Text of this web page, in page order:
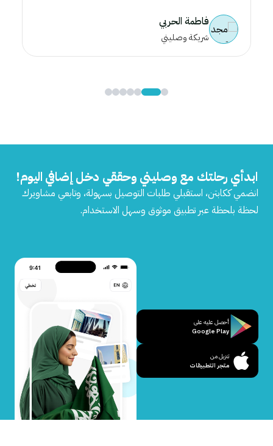
فاطمة الحربي
شريكة وصليني
أحصل عليه على
Google Play
تنزيل من
متجر التطبيقات
ابدأي رحلتك مع وصليني وحققي دخل إضافي اليوم!
انضمي ككابتن، استقبلي طلبات التوصيل بسهولة، وتابعي مشاويرك
لحظة بلحظة عبر تطبيق موثوق وسهل الاستخدام.